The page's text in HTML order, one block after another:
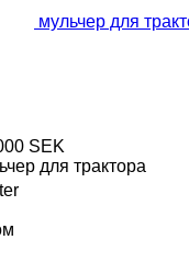
мульчер для
SEK
для трактора